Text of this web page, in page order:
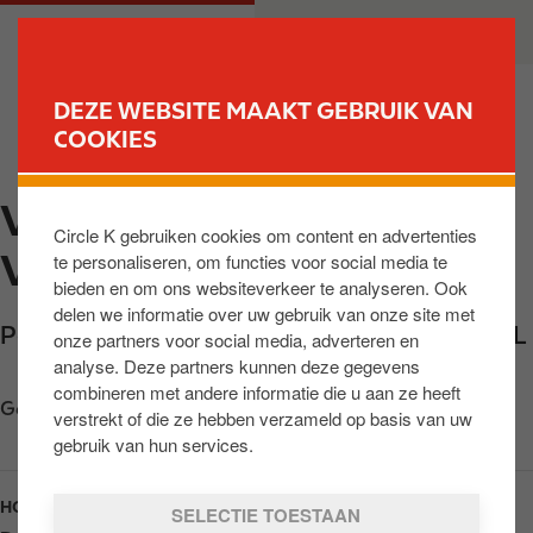
DEZE WEBSITE MAAKT GEBRUIK VAN
COOKIES
Circle K gebruiken cookies om content en advertenties
te personaliseren, om functies voor social media te
bieden en om ons websiteverkeer te analyseren. Ook
delen we informatie over uw gebruik van onze site met
onze partners voor social media, adverteren en
analyse. Deze partners kunnen deze gegevens
combineren met andere informatie die u aan ze heeft
verstrekt of die ze hebben verzameld op basis van uw
gebruik van hun services.
SELECTIE TOESTAAN
a
n
e
n
r
i
n
M
v
VEGHEL-POORT VAN
VEGHEL
Poort van Veghel 4900,Veghel,5466 SB NL
Get directions
HOURS